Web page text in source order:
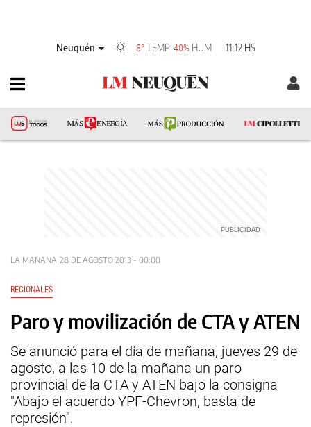
Neuquén 8° TEMP 40% HUM 11:12 HS
LA MAÑANA 28 DE AGOSTO 2013 - 00:00
REGIONALES
Paro y movilización de CTA y ATEN
Se anunció para el día de mañana, jueves 29 de
agosto, a las 10 de la mañana un paro
provincial de la CTA y ATEN bajo la consigna
"Abajo el acuerdo YPF-Chevron, basta de
represión".